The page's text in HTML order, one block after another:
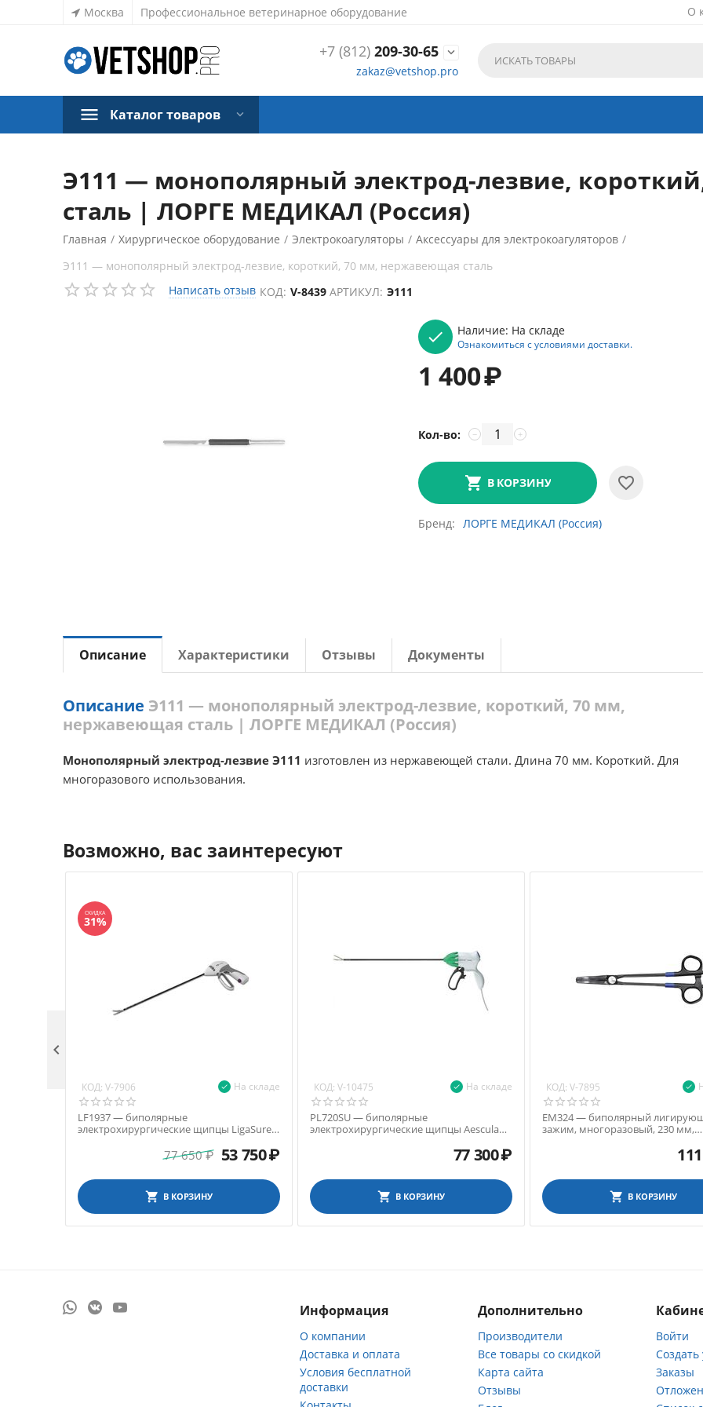
Москва Профессиональное ветеринарное оборудование О
+7 (812)209-30-65 
zakaz@vetshop.pro
Каталог товаров
Э111 — монополярный электрод-лезвие,
сталь | ЛОРГЕ МЕДИКАЛ (Россия)
Главная / Хирургическое оборудование / Электрокоагуляторы / Аксессуары для электрокоагуляторов /
Э111 — монополярный электрод-лезвие, короткий, 70 мм, нержавеющая сталь
Написать отзыв КОД: V-8439 АРТИКУЛ: Э111
Наличие: На складе
Ознакомиться с условиями доставки.
1 400₽
Кол-во: +
−
В КОРЗИНУ
Бренд ЛОРГЕ МЕДИКАЛ (Россия)
Описание Характеристики Отзывы Документы
Описание Э111 — монополярный электрод-лезвие, короткий, 70 мм,
нержавеющая сталь | ЛОРГЕ МЕДИКАЛ (Россия)
Монополярный электрод-лезвие Э111 изготовлен из нержавеющей стали. Длина 70 мм. Короткий. Для
многоразового использования.
Возможно, вас заинтересуют
СКИДКА
31%
КОД: V-7906 На складе
LF1937 — биполярные
электрохирургические щипцы LigaSure с
77 650 ₽ 53 750₽
В КОРЗИНУ
КОД: V-10475 На складе
PL720SU — биполярные
электрохирургические щипцы Aesculap
77 300₽
В КОРЗИНУ
КОД: V-7895
ЕМ324 — биполярный
зажим, многоразовый, 230 мм,
В КОРЗИНУ

Информация
О компании
Доставка и оплата
Условия бесплатной
доставки
Дополнительно
Производители
Все товары со скидкой
Карта сайта
Отзывы
Войти
Заказы